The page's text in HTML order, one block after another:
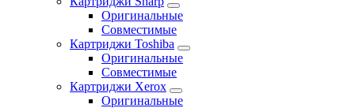
Оригинальные
Совместимые
Картриджи Toshiba
Оригинальные
Совместимые
Картриджи Xerox
Оригинальные